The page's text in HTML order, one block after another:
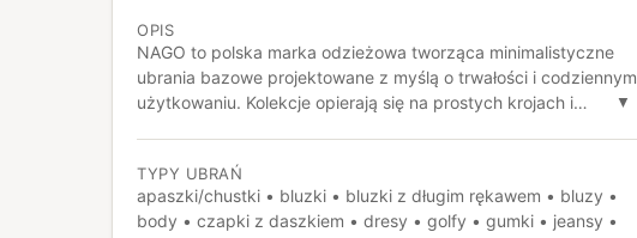
OPIS
NAGO to polska marka odzieżowa tworząca minimalistyczne
ubrania bazowe projektowane z myślą o trwałości i codziennym
użytkowaniu. Kolekcje opierają się na prostych krojach i
zrównoważoną produkcję i ograniczanie wpływu mody na
środowisko.
▼
TYPY UBRAŃ
apaszki/chustki • bluzki • bluzki z długim rękawem • bluzy •
body • czapki z daszkiem • dresy • golfy • gumki • jeansy •